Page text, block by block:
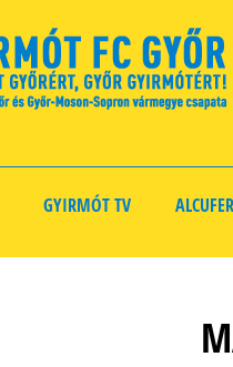
GYIRMÓT TV